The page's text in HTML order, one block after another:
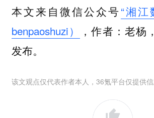
本文来自微信公众号“湘江
benpaoshuzi）
，作者：老杨
发布。
该文观点仅代表作者本人，36氪平台仅提供信